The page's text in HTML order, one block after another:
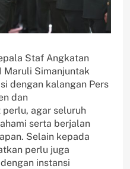
Staf Angkatan
Maruli Simanjuntak
dengan kalangan Pers
dan
agar seluruh
serta berjalan
Selain kepada
perlu juga
instansi